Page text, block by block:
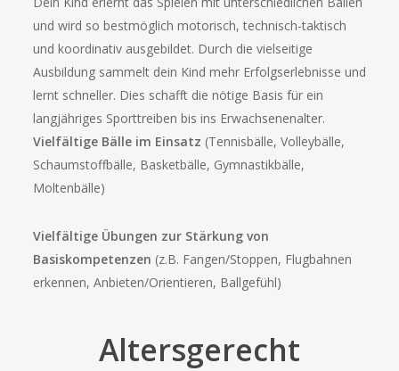
und wird so bestmöglich motorisch, technisch-taktisch
und koordinativ ausgebildet. Durch die vielseitige
Ausbildung sammelt dein Kind mehr Erfolgserlebnisse und
lernt schneller. Dies schafft die nötige Basis für ein
langjähriges Sporttreiben bis ins Erwachsenenalter.
Vielfältige Bälle im Einsatz (Tennisbälle, Volleybälle,
Schaumstoffbälle, Basketbälle, Gymnastikbälle,
Moltenbälle)
Vielfältige Übungen zur Stärkung von
Basiskompetenzen (z.B. Fangen/Stoppen, Flugbahnen
erkennen, Anbieten/Orientieren, Ballgefühl)
Altersgerecht